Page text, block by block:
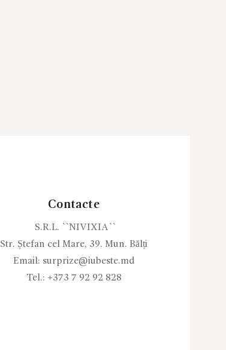
Contacte
S.R.L. ``NIVIXIA``
Str. Ștefan cel Mare, 39. Mun. Bălți
Email: surprize@iubeste.md
Tel.: +373 7 92 92 828